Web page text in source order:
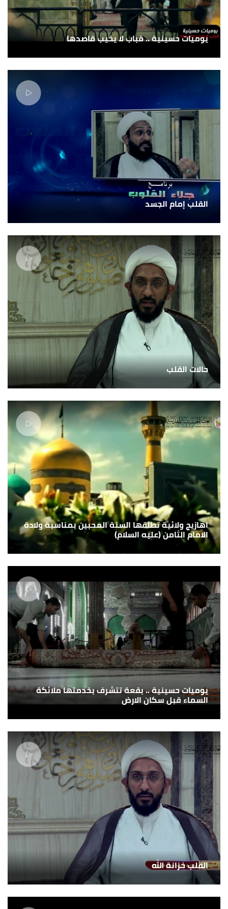
يوميات حسينية .. قباب لا يخيب قاصدها
القلب إمام الجسد
حالات القلب
اهازيج ولائية تطلقها السنة المحبين بمناسبة ولادة
الامام الثامن (عليه السلام)
يوميات حسينية .. بقعة تتشرف بخدمتها ملائكة
السماء قبل سكان الارض
القلب خزانة الله